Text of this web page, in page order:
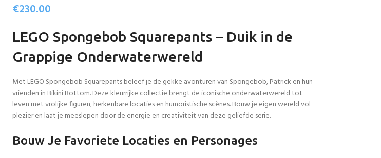
€230.00
LEGO Spongebob Squarepants – Duik in de
Grappige Onderwaterwereld
Met LEGO Spongebob Squarepants beleef je de gekke avonturen van Spongebob, Patrick en hun
vrienden in Bikini Bottom. Deze kleurrijke collectie brengt de iconische onderwaterwereld tot
leven met vrolijke figuren, herkenbare locaties en humoristische scènes. Bouw je eigen wereld vol
plezier en laat je meeslepen door de energie en creativiteit van deze geliefde serie.
Bouw Je Favoriete Locaties en Personages